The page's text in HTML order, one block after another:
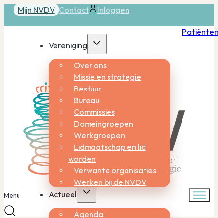
Mijn NVDV Contact Inloggen
Vereniging
Over ons
Missie en strategie
Bestuur
Bureau
Commissies
Domeingroepen
Werkgroepen
Lidmaatschap en lid
worden
Verwante organisaties
Werken bij de NVDV
Actueel
Agenda
Menu